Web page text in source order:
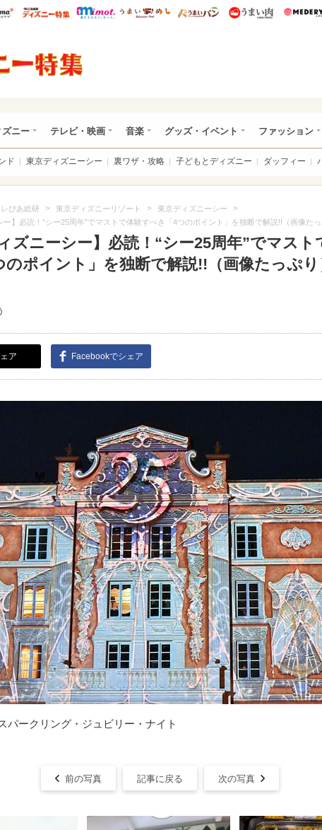
あ総研ハピママ* ウレぴあ総研 ディズニー特集
mimot. うまいめし うまいパン うまい肉
ズニー テレビ・映画 音楽 グッズ・イベント ファッション
ド 東京ディズニーシー 裏ワザ・攻略 子どもとディズニー ダッフィー
ぴあ総研 > 東京ディズニーリゾート > 東京ディズニーシー >
ー】必読！“シー25周年”でマストで体験すべき「4つのポイント」を独断で解説!!（画像たっ
ズニーシー】必読！“シー25周年”でマスト
のポイント」を独断で解説!!（画像たっぷ
ア Facebookでシェア
パークリング・ジュビリー・ナイト
前の写真 記事に戻る 次の写真